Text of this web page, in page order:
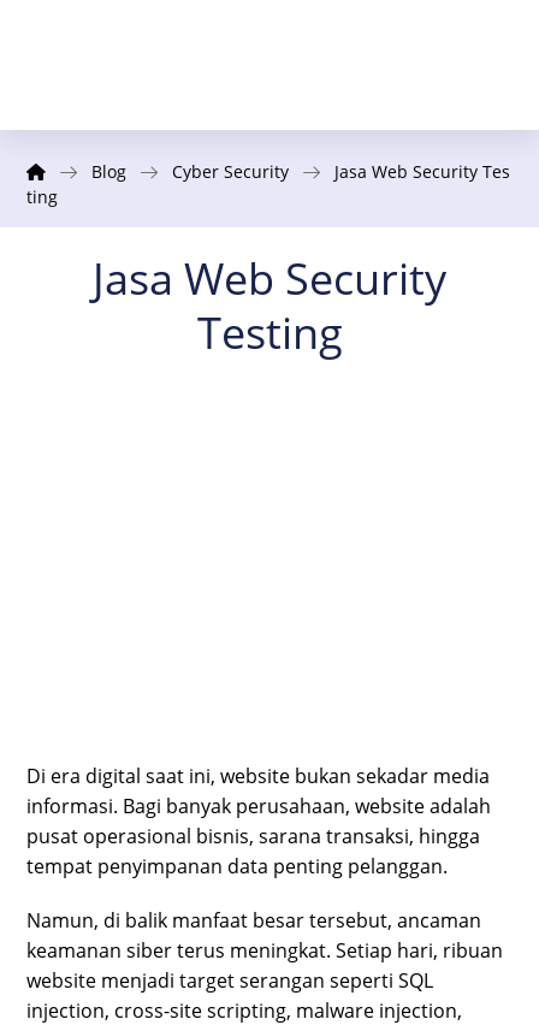
Blog Cyber Security
Jasa Web Security Tes
ting
Jasa Web Security
Testing
Di era digital saat ini, website bukan sekadar media
informasi. Bagi banyak perusahaan, website adalah
pusat operasional bisnis, sarana transaksi, hingga
tempat penyimpanan data penting pelanggan.
Namun, di balik manfaat besar tersebut, ancaman
keamanan siber terus meningkat. Setiap hari, ribuan
website menjadi target serangan seperti SQL
injection, cross-site scripting, malware injection,